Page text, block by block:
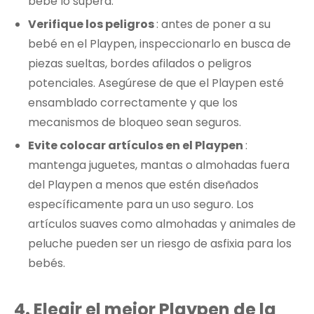
Verifique los peligros: antes de poner a su
bebé en el Playpen, inspeccionarlo en busca de
piezas sueltas, bordes afilados o peligros
potenciales. Asegúrese de que el Playpen esté
ensamblado correctamente y que los
mecanismos de bloqueo sean seguros.
Evite colocar artículos en el Playpen:
mantenga juguetes, mantas o almohadas fuera
del Playpen a menos que estén diseñados
específicamente para un uso seguro. Los
artículos suaves como almohadas y animales de
peluche pueden ser un riesgo de asfixia para los
bebés.